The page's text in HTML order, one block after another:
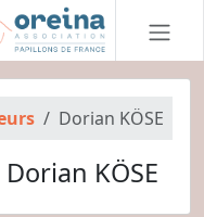
Dorian KÖSE
KÖSE